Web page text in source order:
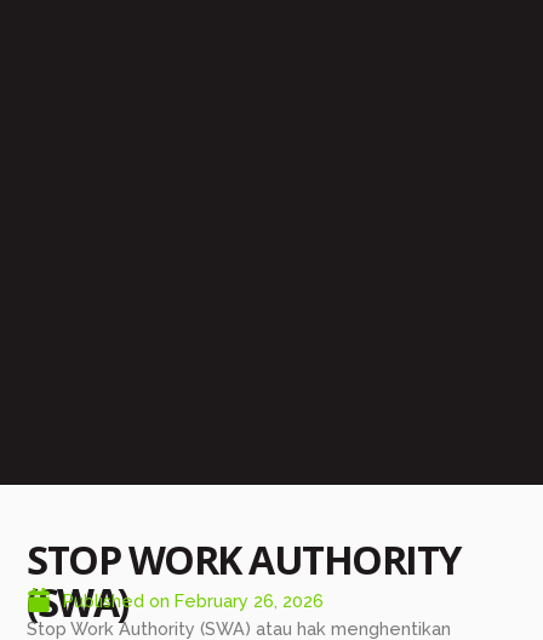
STOP WORK AUTHORITY
(SWA)
Published on February 26, 2026
Stop Work Authority (SWA) atau hak menghentikan